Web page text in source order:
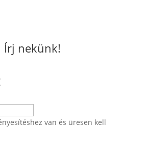
Írj nekünk!
van és üresen kell